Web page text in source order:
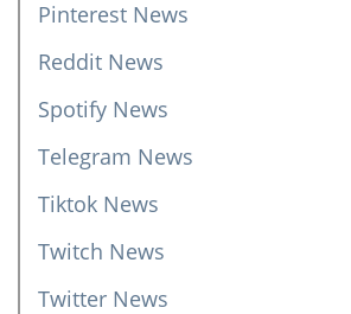
Pinterest News
Reddit News
Spotify News
Telegram News
Tiktok News
Twitch News
Twitter News